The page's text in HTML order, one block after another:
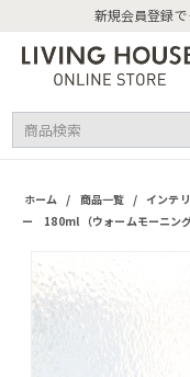
新規会員登録
ホーム / 商品一覧 / インテ
ー 180ml （ウォームモーニング